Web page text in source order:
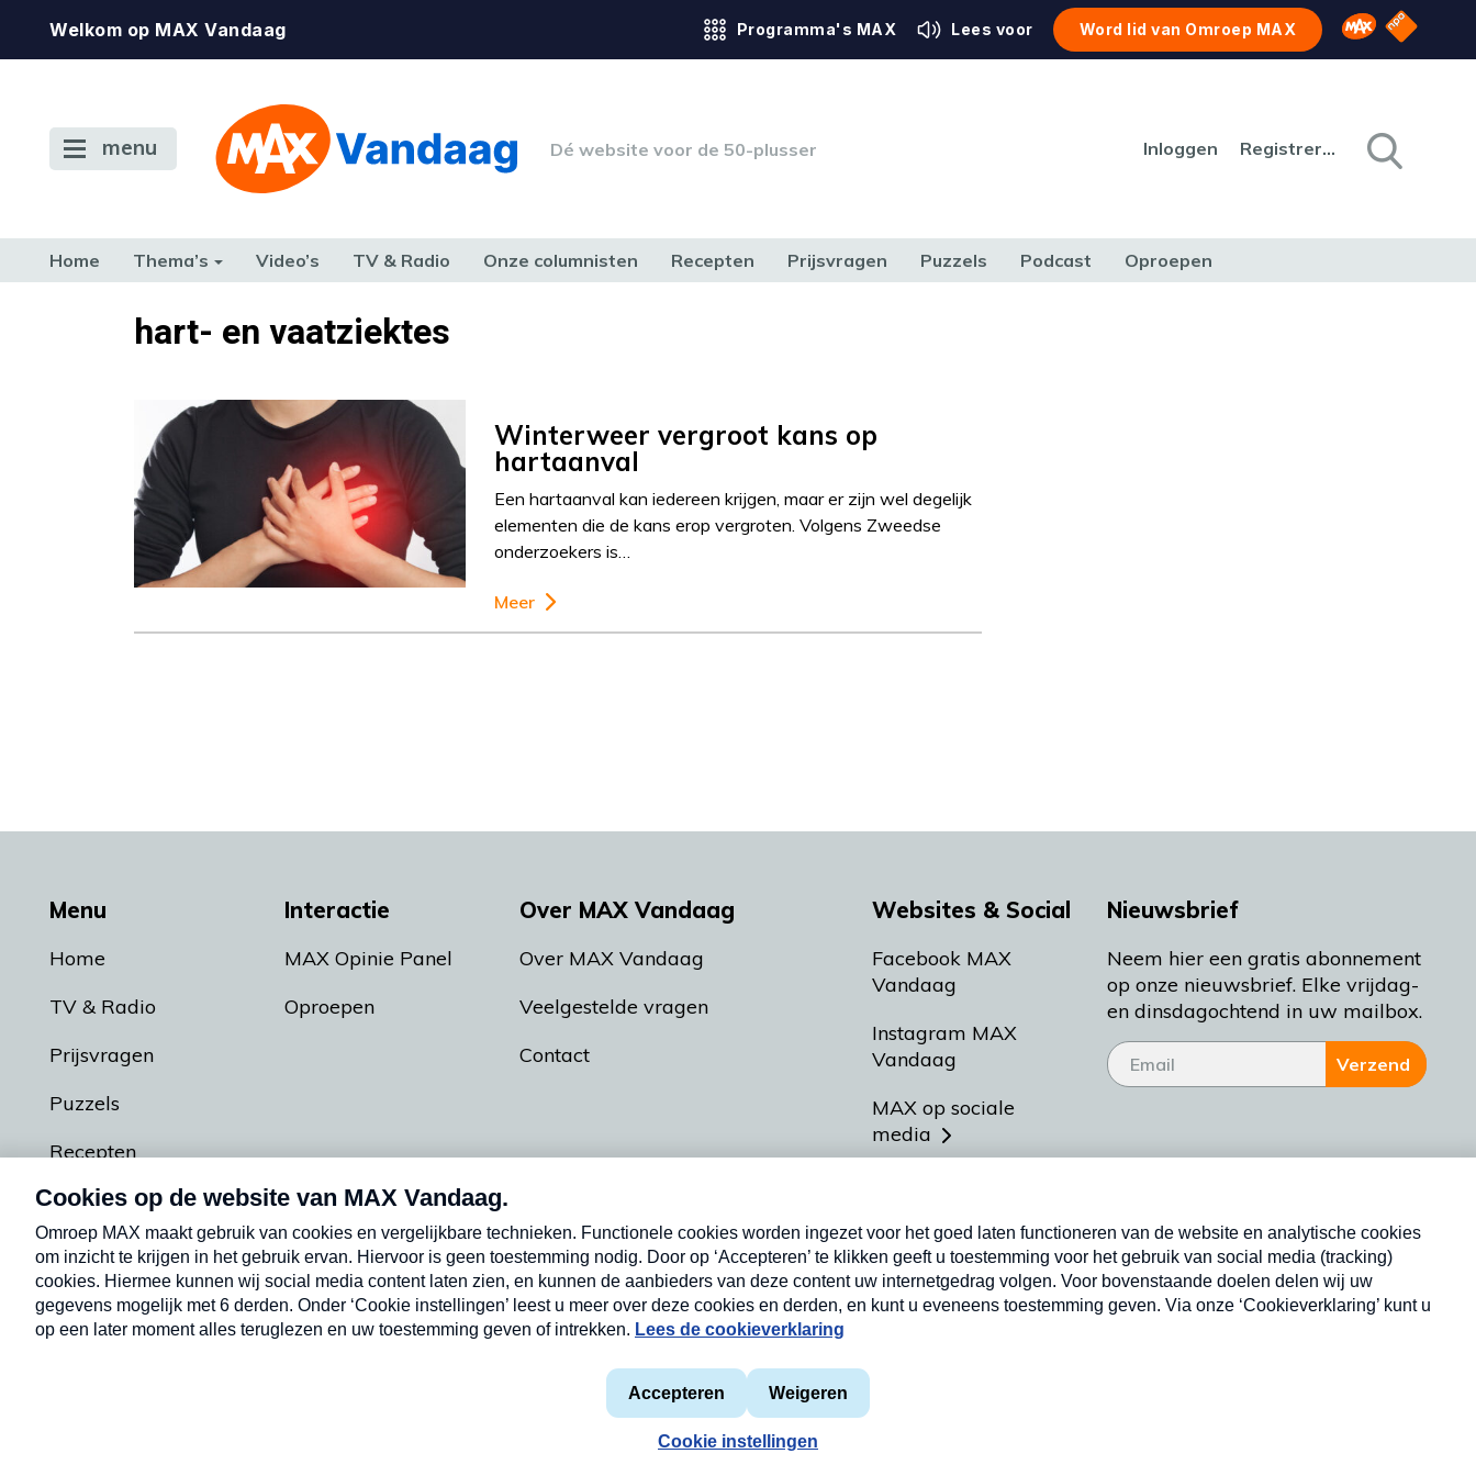
Welkom op MAX Vandaag Programma's MAX Lees voor Word lid van Omroep MAX Omroep MAX
NPO
menu Dé website voor de 50-plusser Inloggen Registreren
Home Thema’s Video’s TV & Radio Onze columnisten Recepten Prijsvragen Puzzels Podcast Oproepen
TERUG NAAR TOENhart- en vaatziektes
Winterweer vergroot kans op
hartaanval
Een hartaanval kan iedereen krijgen, maar er zijn wel degelijk
elementen die de kans erop vergroten. Volgens Zweedse
onderzoekers is…
Meer
Menu
Home
TV & Radio
Prijsvragen
Puzzels
Recepten
Podcasts
Interactie
MAX Opinie Panel
Oproepen
Over MAX Vandaag
Over MAX Vandaag
Veelgestelde vragen
Contact
Websites & Social
Facebook MAX
Vandaag
Instagram MAX
Vandaag
MAX op sociale
media
Meldpunt Actueel
Heel Holland Bakt
Nieuwsbrief
Neem hier een gratis abonnement
op onze nieuwsbrief. Elke vrijdag-
en dinsdagochtend in uw mailbox.
Verzend
Privacyverklaring
Cookieverklaring
Nieuwsbrief
Neem hier een gratis abonnement op onze